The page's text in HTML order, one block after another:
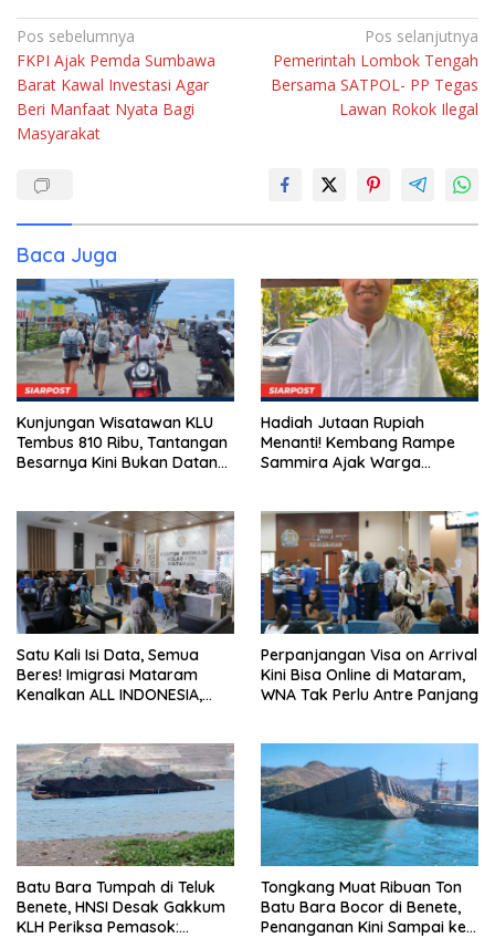
Navigasi
pos
Pos sebelumnya
FKPI Ajak Pemda Sumbawa
Barat Kawal Investasi Agar
Beri Manfaat Nyata Bagi
Masyarakat
Pos selanjutnya
Pemerintah Lombok Tengah
Bersama SATPOL- PP Tegas
Lawan Rokok Ilegal
Baca Juga
Kunjungan Wisatawan KLU
Tembus 810 Ribu, Tantangan
Besarnya Kini Bukan Datang,
Hadiah Jutaan Rupiah
Menanti! Kembang Rampe
Sammira Ajak Warga
Satu Kali Isi Data, Semua
Beres! Imigrasi Mataram
Kenalkan ALL INDONESIA,
Internasional
Perpanjangan Visa on Arrival
Kini Bisa Online di Mataram,
WNA Tak Perlu Antre Panjang
Batu Bara Tumpah di Teluk
Benete, HNSI Desak Gakkum
KLH Periksa Pemasok:
Tongkang Muat Ribuan Ton
Batu Bara Bocor di Benete,
Penanganan Kini Sampai ke